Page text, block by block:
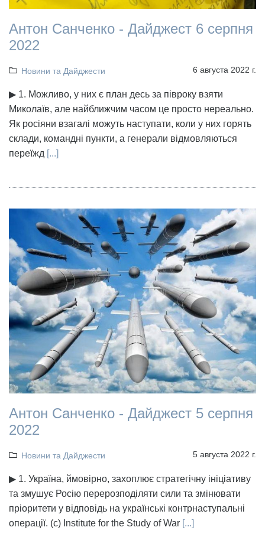
Антон Санченко - Дайджест 6 серпня
2022
Новини та Дайджести 6 августа 2022 г.
▶ 1. Можливо, у них є план десь за півроку взяти
Миколаїв, але найближчим часом це просто нереально.
Як росіяни взагалі можуть наступати, коли у них горять
склади, командні пункти, а генерали відмовляються
переїжд [...]
Антон Санченко - Дайджест 5 серпня
2022
Новини та Дайджести 5 августа 2022 г.
▶ 1. Україна, ймовірно, захоплює стратегічну ініціативу
та змушує Росію перерозподіляти сили та змінювати
пріоритети у відповідь на українські контрнаступальні
операції. (с) Institute for the Study of War [...]